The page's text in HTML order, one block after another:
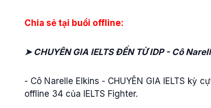
Chia sẻ tại buổi offline:
➤ CHUYÊN GIA IELTS ĐẾN TỪ IDP - Cô
- Cô Narelle Elkins - CHUYÊN GIA IELTS kỳ
offline 34 của IELTS Fighter.